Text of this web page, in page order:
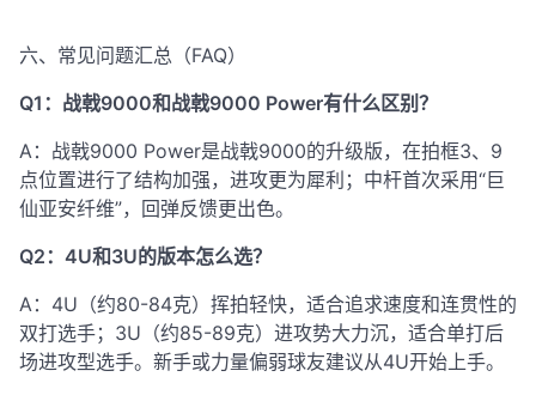
六、常见问题汇总（FAQ）
Q1：战戟9000和战戟9000 Power有什么区别？
A：战戟9000 Power是战戟9000的升级版，在拍框3、9
点位置进行了结构加强，进攻更为犀利；中杆首次采用“巨
仙亚安纤维”，回弹反馈更出色。
Q2：4U和3U的版本怎么选？
A：4U（约80-84克）挥拍轻快，适合追求速度和连贯性的
双打选手；3U（约85-89克）进攻势大力沉，适合单打后
场进攻型选手。新手或力量偏弱球友建议从4U开始上手。